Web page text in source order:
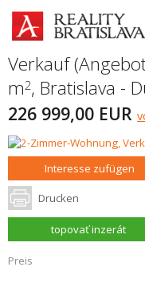
Verkauf
m2, Bratislava -
226 999,00 EUR
Interesse zufügen
Drucken
topovať inzerát
Preis